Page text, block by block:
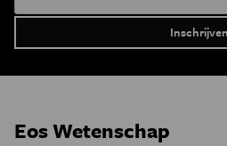
Eos Wetenschap